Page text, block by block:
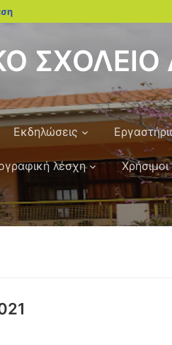
ΣΧΟΛΕΙΟ
Εκδηλώσεις
λέσχη Χρήσιμοι